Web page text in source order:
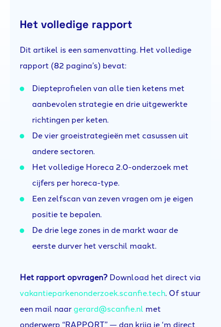
Het volledige rapport
Dit artikel is een samenvatting. Het volledige
rapport (82 pagina’s) bevat:
Diepteprofielen van alle tien ketens met
aanbevolen strategie en drie uitgewerkte
richtingen per keten.
De vier groeistrategieën met casussen uit
andere sectoren.
Het volledige Horeca 2.0-onderzoek met
cijfers per horeca-type.
Een zelfscan van zeven vragen om je eigen
positie te bepalen.
De drie lege zones in de markt waar de
eerste durver het verschil maakt.
Het rapport opvragen? Download het direct via
vakantieparkenonderzoek.scanfie.tech. Of stuur
een mail naar gerard@scanfie.nl met
onderwerp “RAPPORT” — dan krijg je ‘m direct